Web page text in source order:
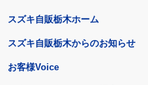
スズキ自販栃木ホーム
スズキ自販栃木からのお知らせ
お客様Voice